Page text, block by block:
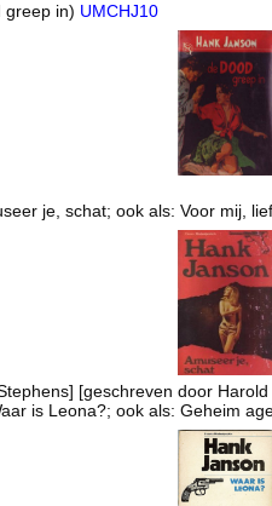
greep in) UMCHJ10
je, schat; ook als: Voor mij,
[geschreven door Harold
is Leona?; ook als: Geheim